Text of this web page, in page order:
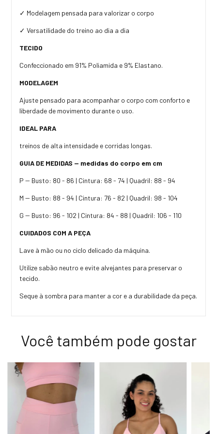
✓ Modelagem pensada para valorizar o corpo
✓ Versatilidade do treino ao dia a dia
TECIDO
Confeccionado em 91% Poliamida e 9% Elastano.
MODELAGEM
Ajuste pensado para acompanhar o corpo com conforto e
liberdade de movimento durante o uso.
IDEAL PARA
treinos de alta intensidade e corridas longas.
GUIA DE MEDIDAS — medidas do corpo em cm
P -- Busto: 80 - 86 | Cintura: 68 - 74 | Quadril: 88 - 94
M -- Busto: 88 - 94 | Cintura: 76 - 82 | Quadril: 98 - 104
G -- Busto: 96 - 102 | Cintura: 84 - 88 | Quadril: 106 - 110
CUIDADOS COM A PEÇA
Lave à mão ou no ciclo delicado da máquina.
Utilize sabão neutro e evite alvejantes para preservar o
tecido.
Seque à sombra para manter a cor e a durabilidade da peça.
Você também pode gostar